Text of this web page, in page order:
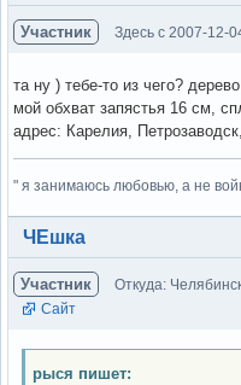
Участник Здесь с 2007-12-
та ну ) тебе-то из чего?
мой обхват запястья 16 см,
адрес: Карелия,
" я занимаюсь любовью, а не
Вне форума
ЧЕшка
Участник Откуда:
Сайт
рыся пишет: